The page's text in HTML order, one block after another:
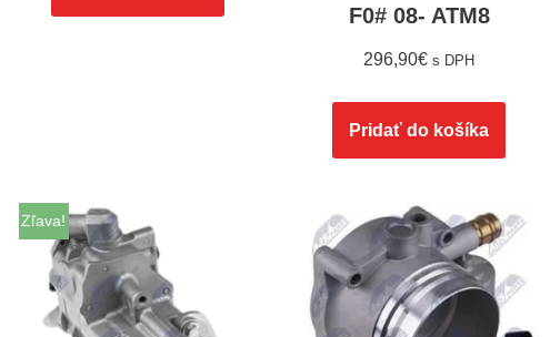
F0# 08- ATM8
296,90€ s DPH
Pridať do košíka
Zľava!